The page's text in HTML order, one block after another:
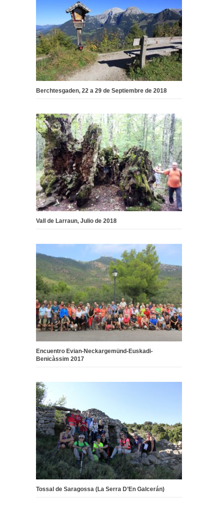
Berchtesgaden, 22 a 29 de Septiembre de 2018
Vall de Larraun, Julio de 2018
Encuentro Evian-Neckargemünd-Euskadi-
Benicàssim 2017
Tossal de Saragossa (La Serra D’En Galcerán)